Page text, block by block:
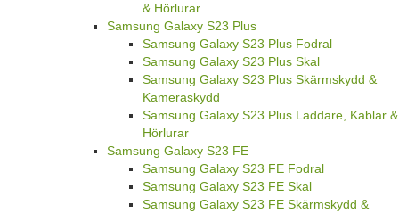
& Hörlurar
Samsung Galaxy S23 Plus
Samsung Galaxy S23 Plus Fodral
Samsung Galaxy S23 Plus Skal
Samsung Galaxy S23 Plus Skärmskydd &
Kameraskydd
Samsung Galaxy S23 Plus Laddare, Kablar &
Hörlurar
Samsung Galaxy S23 FE
Samsung Galaxy S23 FE Fodral
Samsung Galaxy S23 FE Skal
Samsung Galaxy S23 FE Skärmskydd &